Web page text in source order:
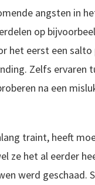
angsten in
op
het eerst een
Zelfs ervaren
na een
traint, heeft
ze het al eerder
werd geschaad.